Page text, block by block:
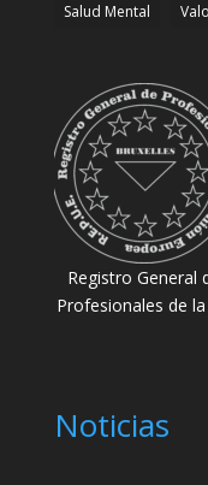
Salud Mental
Registro General
Profesionales de la
Noticias